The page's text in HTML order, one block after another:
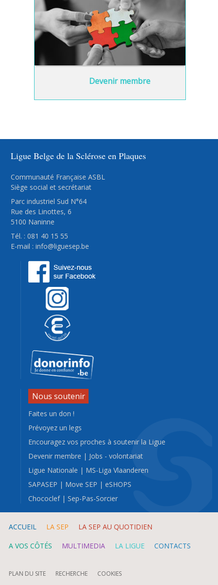
Devenir membre
Ligue Belge de la Sclérose en Plaques
Communauté Française ASBL
Siège social et secrétariat
Parc industriel Sud N°64
Rue des Linottes, 6
5100 Naninne
Tél. : 081 40 15 55
E-mail :info@liguesep.be
Nous soutenir
Faites un don !
Prévoyez un legs
Encouragez vos proches à soutenir la Ligue
Devenir membre | Jobs - volontariat
Ligue Nationale | MS-Liga Vlaanderen
SAPASEP | Move SEP |eSHOPS
Chococlef|Sep-Pas-Sorcier
ACCUEIL LA SEP LA SEP AU QUOTIDIEN
A VOS CÔTÉS MULTIMEDIA LA LIGUE CONTACTS
PLAN DU SITE RECHERCHE COOKIES